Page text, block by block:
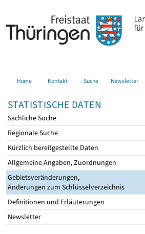
Home Kontakt Suche Newsletter
STATISTISCHE DATEN
Sachliche Suche
Regionale Suche
Kürzlich bereitgestellte Daten
Allgemeine Angaben, Zuordnungen
Gebietsveränderungen,
Änderungen zum Schlüsselverzeichnis
Definitionen und Erläuterungen
Newsletter